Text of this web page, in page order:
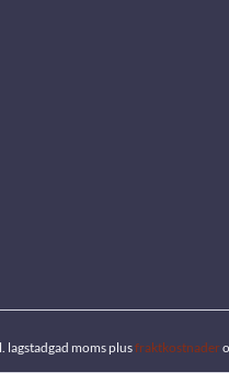
lagstadgad moms plusfraktkostnader